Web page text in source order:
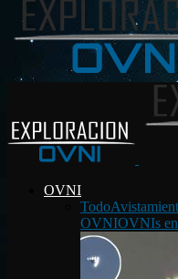
OVNI
Todo
OVNIOVNIs